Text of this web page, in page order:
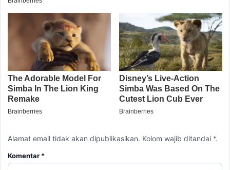
Alamat email tidak akan dipublikasikan. Kolom wajib ditandai *.
Komentar *